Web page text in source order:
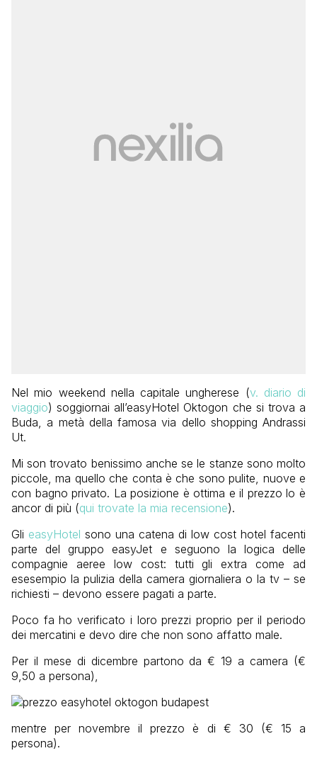
Nel mio weekend nella capitale ungherese (v. diario di
viaggio) soggiornai all’easyHotel Oktogon che si trova a
Buda, a metà della famosa via dello shopping Andrassi
Ut.
Mi son trovato benissimo anche se le stanze sono molto
piccole, ma quello che conta è che sono pulite, nuove e
con bagno privato. La posizione è ottima e il prezzo lo è
ancor di più (qui trovate la mia recensione).
Gli easyHotel sono una catena di low cost hotel facenti
parte del gruppo easyJet e seguono la logica delle
compagnie aeree low cost: tutti gli extra come ad
esesempio la pulizia della camera giornaliera o la tv – se
richiesti – devono essere pagati a parte.
Poco fa ho verificato i loro prezzi proprio per il periodo
dei mercatini e devo dire che non sono affatto male.
Per il mese di dicembre partono da € 19 a camera (€
9,50 a persona),
mentre per novembre il prezzo è di € 30 (€ 15 a
persona).